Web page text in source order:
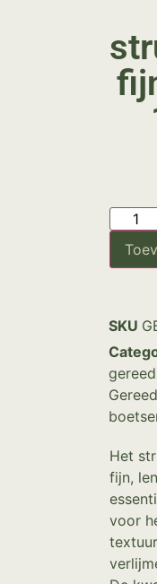
SKU
Het
fijn,
voor